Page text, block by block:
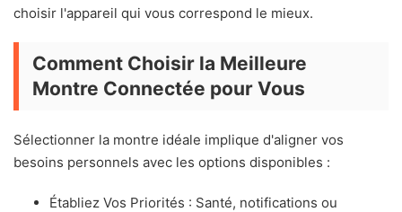
choisir l'appareil qui vous correspond le mieux.
Comment Choisir la Meilleure
Montre Connectée pour Vous
Sélectionner la montre idéale implique d'aligner vos
besoins personnels avec les options disponibles :
Établiez Vos Priorités : Santé, notifications ou